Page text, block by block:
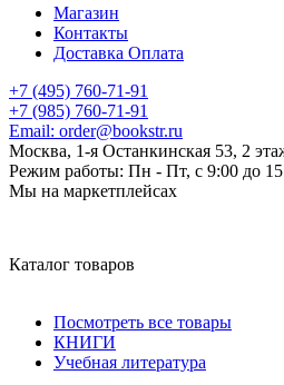
Магазин
Контакты
Доставка Оплата
+7 (495) 760-71-91
+7 (985) 760-71-91
Email: order@bookstr.ru
Москва, 1-я Останкинская 53, 2
Режим работы: Пн - Пт, с 9:00 до
Мы на маркетплейсах
Каталог товаров
Посмотреть все товары
КНИГИ
Учебная литература